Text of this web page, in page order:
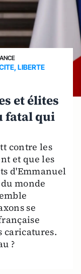
LIBERTE
et élites
fatal qui
contre les
et que les
d'Emmanuel
monde
se
caricatures.
?